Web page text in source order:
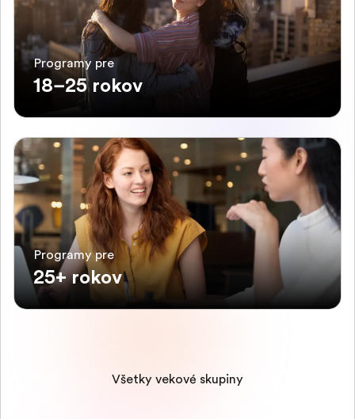
Programy pre
18–25 rokov
Programy pre
25+ rokov
Všetky vekové skupiny